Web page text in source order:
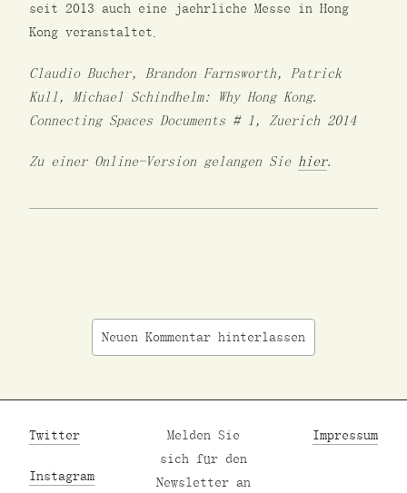
seit 2013 auch eine jaehrliche Messe in Hong
Kong veranstaltet.
Claudio Bucher, Brandon Farnsworth, Patrick
Kull, Michael Schindhelm: Why Hong Kong.
Connecting Spaces Documents # 1, Zuerich 2014
Zu einer Online-Version gelangen Sie hier.
Neuen Kommentar hinterlassen
Twitter
Instagram
Melden Sie
sich für den
Newsletter an
Impressum